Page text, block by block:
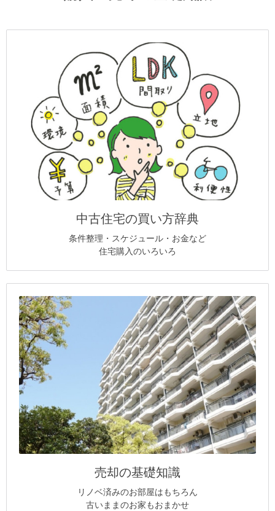
中古住宅の買い方辞典
条件整理・スケジュール・お金など
住宅購入のいろいろ
売却の基礎知識
リノベ済みのお部屋はもちろん
古いままのお家もおまかせ